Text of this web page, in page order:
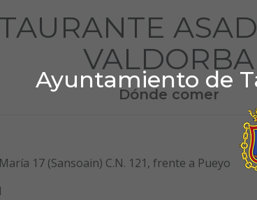
Ayuntamiento de
VALDORBA
Dónde comer
17 (Sansoain) C.N. 121, frente a Pueyo